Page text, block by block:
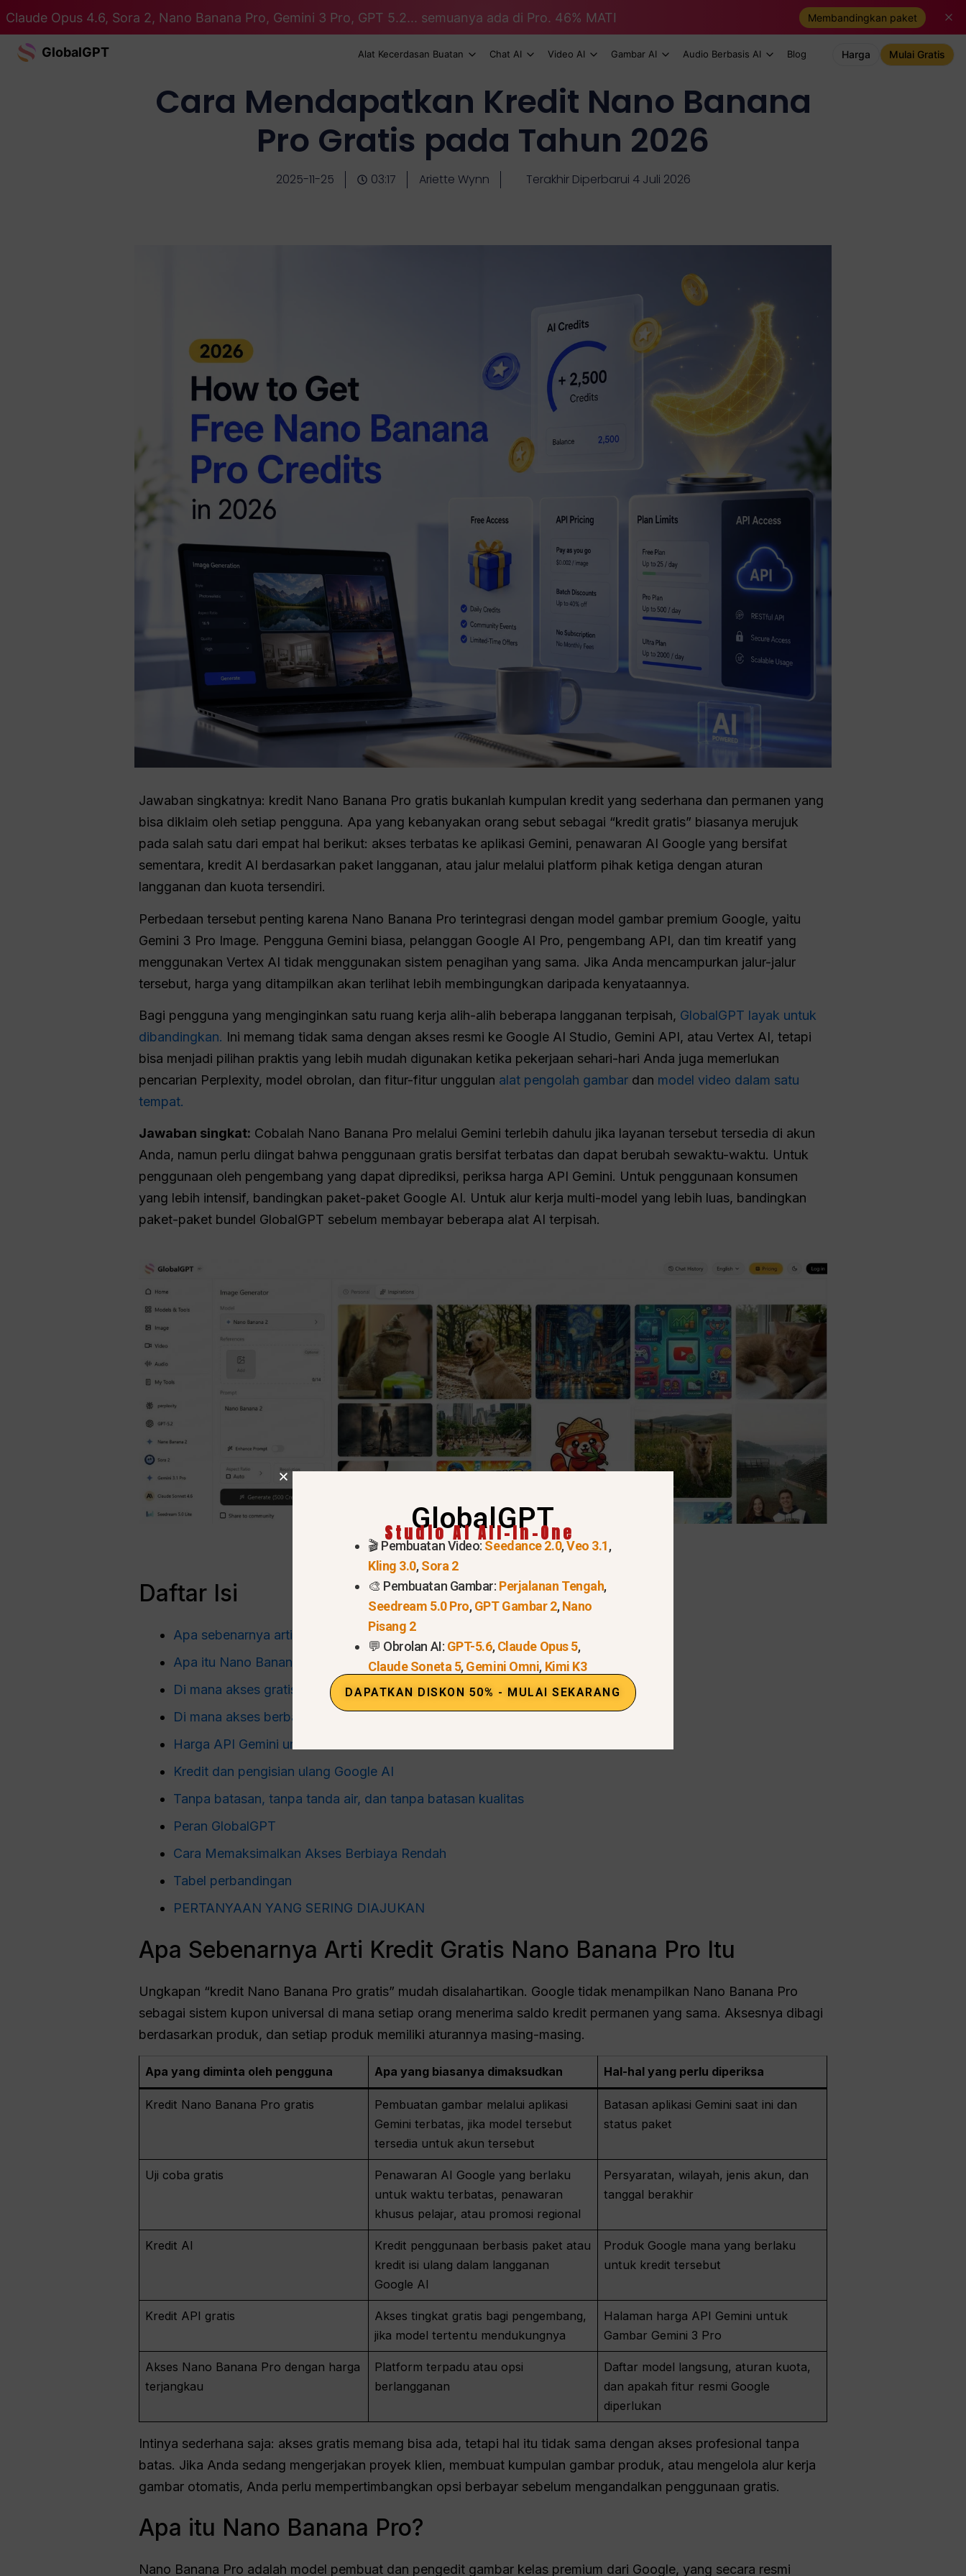
Claude Opus 4.6, Sora 2, Nano Banana Pro, Gemini 3 Pro, GPT 5.2... semuanya ada di Pro. 46% MATI Membandingkan paket
GlobalGPT Alat Kecerdasan Buatan Chat AI Video AI Gambar AI Audio Berbasis AI Blog Harga Mulai Gratis
Cara Mendapatkan Kredit Nano Banana
Pro Gratis pada Tahun 2026
2025-11-25 03:17 Ariette Wynn Terakhir Diperbarui 4 Juli 2026
Jawaban singkatnya: kredit Nano Banana Pro gratis bukanlah kumpulan kredit yang sederhana dan permanen yang
bisa diklaim oleh setiap pengguna. Apa yang kebanyakan orang sebut sebagai “kredit gratis” biasanya merujuk
pada salah satu dari empat hal berikut: akses terbatas ke aplikasi Gemini, penawaran AI Google yang bersifat
sementara, kredit AI berdasarkan paket langganan, atau jalur melalui platform pihak ketiga dengan aturan
langganan dan kuota tersendiri.
Perbedaan tersebut penting karena Nano Banana Pro terintegrasi dengan model gambar premium Google, yaitu
Gemini 3 Pro Image. Pengguna Gemini biasa, pelanggan Google AI Pro, pengembang API, dan tim kreatif yang
menggunakan Vertex AI tidak menggunakan sistem penagihan yang sama. Jika Anda mencampurkan jalur-jalur
tersebut, harga yang ditampilkan akan terlihat lebih membingungkan daripada kenyataannya.
Bagi pengguna yang menginginkan satu ruang kerja alih-alih beberapa langganan terpisah, GlobalGPT layak untuk
dibandingkan. Ini memang tidak sama dengan akses resmi ke Google AI Studio, Gemini API, atau Vertex AI, tetapi
bisa menjadi pilihan praktis yang lebih mudah digunakan ketika pekerjaan sehari-hari Anda juga memerlukan
pencarian Perplexity, model obrolan, dan fitur-fitur unggulan alat pengolah gambar dan model video dalam satu
tempat.
Jawaban singkat: Cobalah Nano Banana Pro melalui Gemini terlebih dahulu jika layanan tersebut tersedia di akun
Anda, namun perlu diingat bahwa penggunaan gratis bersifat terbatas dan dapat berubah sewaktu-waktu. Untuk
penggunaan oleh pengembang yang dapat diprediksi, periksa harga API Gemini. Untuk penggunaan konsumen
yang lebih intensif, bandingkan paket-paket Google AI. Untuk alur kerja multi-model yang lebih luas, bandingkan
paket-paket bundel GlobalGPT sebelum membayar beberapa alat AI terpisah.
Coba Nano Banana 2 Sekarang >
Daftar Isi
Apa sebenarnya arti dari kredit Nano Banana Pro gratis tersebut
Apa itu Nano Banana Pro
Di mana akses gratis atau terbatas dapat tersedia
Di mana akses berbayar dimulai
Harga API Gemini untuk Nano Banana Pro
Kredit dan pengisian ulang Google AI
Tanpa batasan, tanpa tanda air, dan tanpa batasan kualitas
Peran GlobalGPT
Cara Memaksimalkan Akses Berbiaya Rendah
Tabel perbandingan
PERTANYAAN YANG SERING DIAJUKAN
Apa Sebenarnya Arti Kredit Gratis Nano Banana Pro Itu
Ungkapan “kredit Nano Banana Pro gratis” mudah disalahartikan. Google tidak menampilkan Nano Banana Pro
sebagai sistem kupon universal di mana setiap orang menerima saldo kredit permanen yang sama. Aksesnya dibagi
berdasarkan produk, dan setiap produk memiliki aturannya masing-masing.
Apa yang diminta oleh pengguna Apa yang biasanya dimaksudkan Hal-hal yang perlu diperiksa
Kredit Nano Banana Pro gratis
Pembuatan gambar melalui aplikasi
Gemini terbatas, jika model tersebut
tersedia untuk akun tersebut
Batasan aplikasi Gemini saat ini dan
status paket
Uji coba gratis
Penawaran AI Google yang berlaku
untuk waktu terbatas, penawaran
khusus pelajar, atau promosi regional
Persyaratan, wilayah, jenis akun, dan
tanggal berakhir
Kredit AI
Kredit penggunaan berbasis paket atau
kredit isi ulang dalam langganan
Google AI
Produk Google mana yang berlaku
untuk kredit tersebut
Kredit API gratis
Akses tingkat gratis bagi pengembang,
jika model tertentu mendukungnya
Halaman harga API Gemini untuk
Gambar Gemini 3 Pro
Akses Nano Banana Pro dengan harga
terjangkau
Platform terpadu atau opsi
berlangganan
Daftar model langsung, aturan kuota,
dan apakah fitur resmi Google
diperlukan
Intinya sederhana saja: akses gratis memang bisa ada, tetapi hal itu tidak sama dengan akses profesional tanpa
batas. Jika Anda sedang mengerjakan proyek klien, membuat kumpulan gambar produk, atau mengelola alur kerja
gambar otomatis, Anda perlu mempertimbangkan opsi berbayar sebelum mengandalkan penggunaan gratis.
Apa itu Nano Banana Pro?
Nano Banana Pro adalah model pembuat dan pengedit gambar kelas premium dari Google, yang secara resmi
GlobalGPT
Studio AI All-In-One
🎬 Pembuatan Video: Seedance 2.0,Veo 3.1,
Kling 3.0,Sora 2
🎨 Pembuatan Gambar: Perjalanan Tengah,
Seedream 5.0 Pro,GPT Gambar 2,Nano
Pisang 2
💬 Obrolan AI: GPT-5.6,Claude Opus 5,
Claude Soneta 5,Gemini Omni, Kimi K3
DAPATKAN DISKON 50% - MULAI SEKARANG